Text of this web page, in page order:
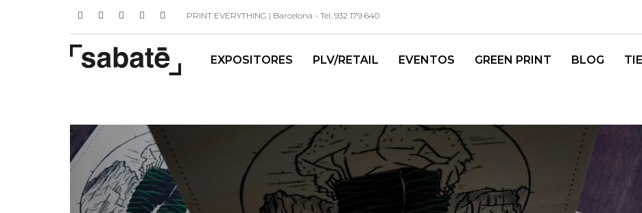
PRINT EVERYTHING | Barcelona - Tel. 932 179 640
EXPOSITORES PLV/RETAIL EVENTOS GREEN PRINT BLOG